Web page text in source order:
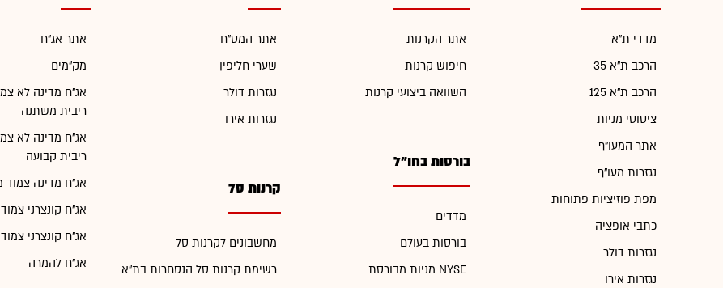
מדדי ת"א
הרכב ת"א 35
הרכב ת"א 125
ציטוטי מניות
אתר המעו"ף
נגזרות מעו"ף
מפת פוזיציות פתוחות
כתבי אופציה
נגזרות דולר
נגזרות אירו
אתר הקרנות
חיפוש קרנות
השוואה ביצועי קרנות
בורסות בחו"ל
מדדים
בורסות בעולם
מניות מבורסת NYSE
אתר המט"ח
שערי חליפין
נגזרות דולר
נגזרות אירו
קרנות סל
מחשבונים לקרנות סל
רשימת קרנות סל הנסחרות בת"א
אתר אג"ח
מק"מים
אג"ח מדינה לא
ריבית משתנה
אג"ח מדינה לא
ריבית קבועה
אג"ח מדינה צמוד
אג"ח קונצרני
אג"ח קונצרני
אג"ח להמרה